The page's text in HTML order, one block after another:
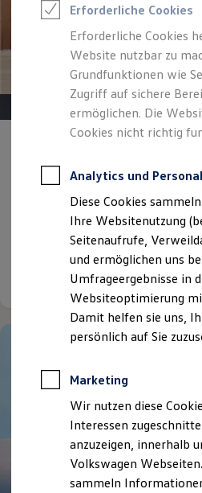
Elektroauto Leasing
Kleinwagen-
Leasing ohne
Finanzierung
Autokredit mit
Versicherungen und
Kfz-Versicherung
Garantien
Professional Class
Behörden
Direktkunden
Sonderfahrzeuge
Anpfiff zum Gewinn
Elektromobilität
Elektroautos
ID. Tutorials
ID. EVERY1
Reichweite
Rekuperation
Laden unterwegs
Laden Zuhause
Ladestationen
Batterie
Sicherheit
Der neue ID. Polo Life
Ab 259,00 €mtl. leasen |
Monate Laufzeit | Jährliche
Details ansehen
Erforderliche Cookies
Erforderliche Cookies
Website nutzbar zu
Grundfunktionen wie
Zugriff auf sichere
ermöglichen. Die
Cookies nicht richtig
Analytics und
Diese Cookies
Ihre Websitenutzung
Seitenaufrufe,
und ermöglichen uns
Umfrageergebnisse in
Websiteoptimierung
Damit helfen sie uns,
persönlich auf Sie
Marketing
Wir nutzen diese
Interessen
anzuzeigen, innerhalb
Volkswagen
sammeln